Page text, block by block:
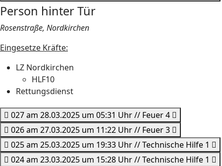
Person hinter Tür
Rosenstraße, Nordkirchen
Eingesetze Kräfte:
LZ Nordkirchen
HLF10
Rettungsdienst
027 am 28.03.2025 um 05:31 Uhr // Feuer 4
026 am 27.03.2025 um 11:22 Uhr // Feuer 3
025 am 25.03.2025 um 19:33 Uhr // Technische Hilfe 1
024 am 23.03.2025 um 15:28 Uhr // Technische Hilfe 1